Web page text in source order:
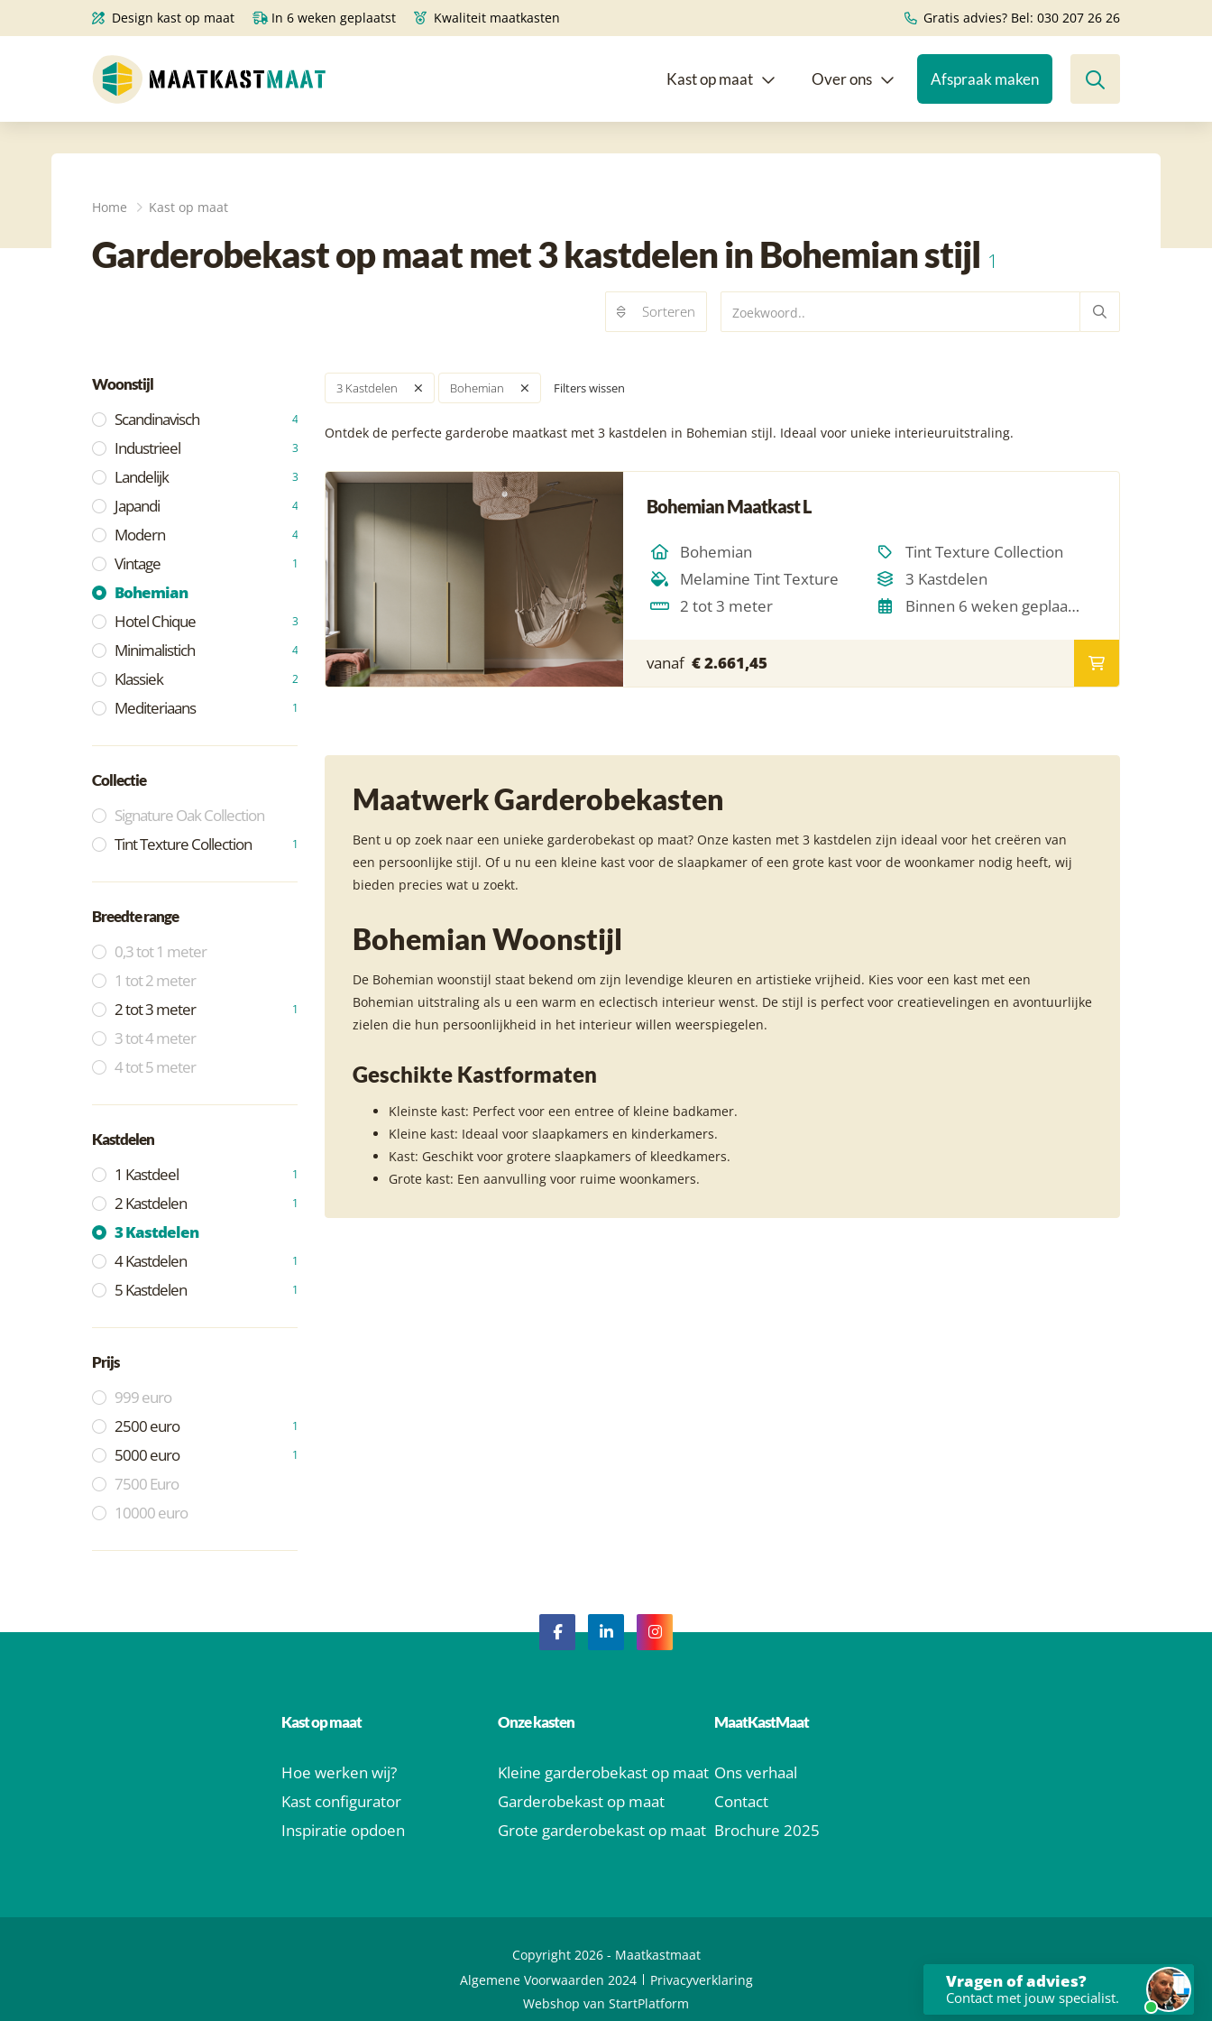
Home Kast op maat
Garderobekast op maat met 3 kastdelen in Bohemian stijl 1
Sorteren
Woonstijl
Scandinavisch 4
Industrieel 3
Landelijk 3
Japandi 4
Modern 4
Vintage 1
Bohemian
Hotel Chique
3
Minimalistich 4
Klassiek 2
Mediteriaans 1
Collectie
Signature Oak Collection
Tint Texture Collection
1
Breedte range
0,3 tot 1 meter
1 tot 2 meter
2 tot 3 meter
1
3 tot 4 meter
4 tot 5 meter
Kastdelen
1 Kastdeel 1
2 Kastdelen 1
3 Kastdelen
4 Kastdelen
1
5 Kastdelen 1
Prijs
999 euro
2500 euro
1
5000 euro 1
7500 Euro
10000 euro
3 Kastdelen Bohemian Filters wissen
Ontdek de perfecte garderobe maatkast met 3 kastdelen in Bohemian stijl. Ideaal voor unieke interieuruitstraling.
Bohemian Maatkast L
Bohemian
Tint Texture Collection
Melamine Tint Texture
3 Kastdelen
2 tot 3 meter
Binnen 6 weken geplaatst
vanaf € 2.661,45
Maatwerk Garderobekasten
Bent u op zoek naar een unieke garderobekast op maat? Onze kasten met 3 kastdelen zijn ideaal voor het creëren van
een persoonlijke stijl. Of u nu een kleine kast voor de slaapkamer of een grote kast voor de woonkamer nodig heeft, wij
bieden precies wat u zoekt.
Bohemian Woonstijl
De Bohemian woonstijl staat bekend om zijn levendige kleuren en artistieke vrijheid. Kies voor een kast met een
Bohemian uitstraling als u een warm en eclectisch interieur wenst. De stijl is perfect voor creatievelingen en avontuurlijke
zielen die hun persoonlijkheid in het interieur willen weerspiegelen.
Geschikte Kastformaten
Kleinste kast: Perfect voor een entree of kleine badkamer.
Kleine kast: Ideaal voor slaapkamers en kinderkamers.
Kast: Geschikt voor grotere slaapkamers of kleedkamers.
Grote kast: Een aanvulling voor ruime woonkamers.
Design kast op maat In 6 weken geplaatst Kwaliteit maatkasten Gratis advies? Bel: 030 207 26 26
Kast op maat Over ons Afspraak maken
Kast op maat
Hoe werken wij?
Kast configurator
Inspiratie opdoen
Onze kasten
Kleine garderobekast op maat
Garderobekast op maat
Grote garderobekast op maat
MaatKastMaat
Ons verhaal
Contact
Brochure 2025
Copyright 2026 - Maatkastmaat
Algemene Voorwaarden 2024
Privacyverklaring
Webshop van StartPlatform
Vragen of advies?
Contact met jouw specialist.